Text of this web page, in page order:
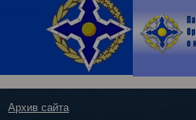
Архив сайта